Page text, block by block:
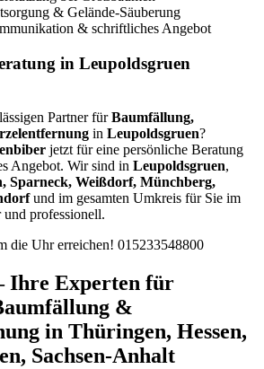
& Gelände-Säuberung
& schriftliches Angebot
in Leupoldsgruen
Partner fürBaumfällung,
in Leupoldsgruen?
jetzt für eine persönliche Beratung
Angebot. Wir sind in Leupoldsgruen,
Sparneck, Weißdorf, Münchberg,
und im gesamten Umkreis für Sie im
und professionell.
die Uhr erreichen! 015233548800
Ihre Experten für
&
in Thüringen, Hessen,
Sachsen-Anhalt